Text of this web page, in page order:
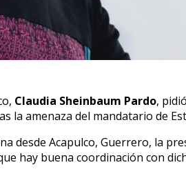
Claudia Sheinbaum Pardo,
la amenaza del mandatario de
desde Acapulco, Guerrero, la
hay buena coordinación con